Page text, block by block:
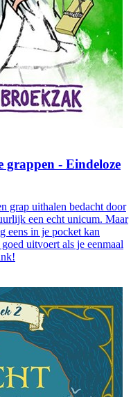
grappen - Eindeloze
grap uithalen bedacht door
een echt unicum. Maar
eens in je pocket kan
uitvoert als je eenmaal